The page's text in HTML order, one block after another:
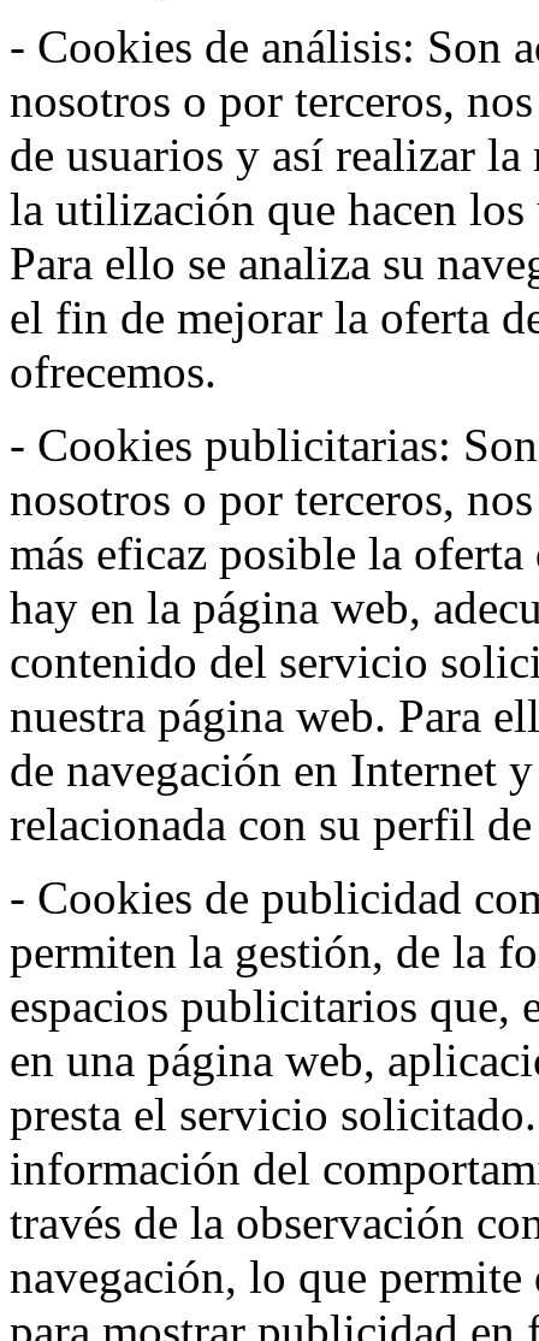
- Cookies de análisis: Son
nosotros o por terceros,
de usuarios y así realizar
la utilización que hacen
Para ello se analiza su
el fin de mejorar la oferta
ofrecemos.
- Cookies publicitarias:
nosotros o por terceros,
más eficaz posible la
hay en la página web,
contenido del servicio
nuestra página web. Para
de navegación en Internet
relacionada con su perfil
- Cookies de publicidad
permiten la gestión, de la
espacios publicitarios que,
en una página web,
presta el servicio
información del
través de la observación
navegación, lo que